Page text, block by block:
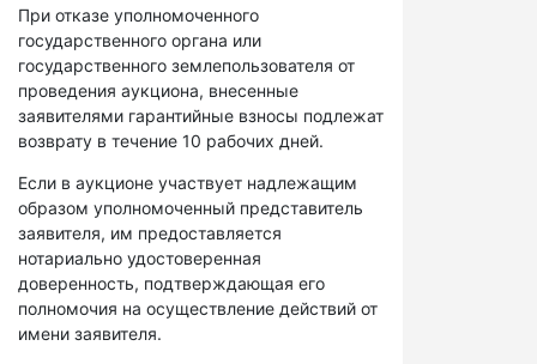
При отказе уполномоченного
государственного органа или
государственного землепользователя от
проведения аукциона, внесенные
заявителями гарантийные взносы подлежат
возврату в течение 10 рабочих дней.
Если в аукционе участвует надлежащим
образом уполномоченный представитель
заявителя, им предоставляется
нотариально удостоверенная
доверенность, подтверждающая его
полномочия на осуществление действий от
имени заявителя.